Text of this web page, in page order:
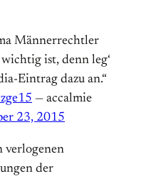
Männerrechtler
ist, denn leg‘
Eintrag dazu an.“
— accalmie
23, 2015
verlogenen
der